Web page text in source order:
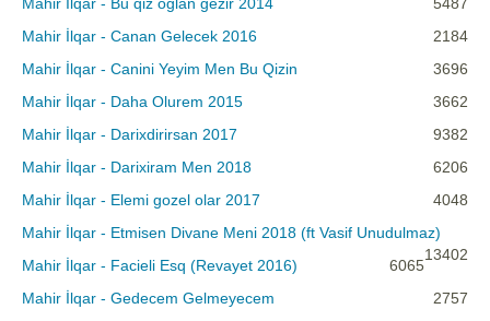
Mahir İlqar - Canan Gelecek 2016
2184
Mahir İlqar - Canini Yeyim Men Bu Qizin
3696
Mahir İlqar - Daha Olurem 2015
3662
Mahir İlqar - Darixdirirsan 2017
9382
Mahir İlqar - Darixiram Men 2018
6206
Mahir İlqar - Elemi gozel olar 2017
4048
Mahir İlqar - Etmisen Divane Meni 2018 (ft Vasif Unudulmaz)
13402
Mahir İlqar - Facieli Esq (Revayet 2016)
6065
Mahir İlqar - Gedecem Gelmeyecem
2757